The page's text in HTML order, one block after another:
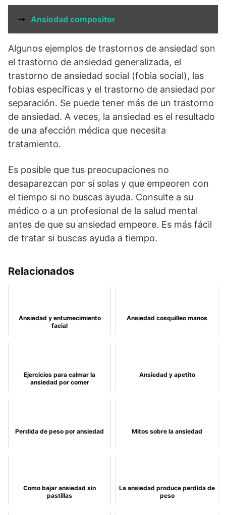
➞ Ansiedad compositor
Algunos ejemplos de trastornos de ansiedad son
el trastorno de ansiedad generalizada, el
trastorno de ansiedad social (fobia social), las
fobias específicas y el trastorno de ansiedad por
separación. Se puede tener más de un trastorno
de ansiedad. A veces, la ansiedad es el resultado
de una afección médica que necesita
tratamiento.
Es posible que tus preocupaciones no
desaparezcan por sí solas y que empeoren con
el tiempo si no buscas ayuda. Consulte a su
médico o a un profesional de la salud mental
antes de que su ansiedad empeore. Es más fácil
de tratar si buscas ayuda a tiempo.
Relacionados
Ansiedad y entumecimiento
facial
Ansiedad cosquilleo manos
Ejercicios para calmar la
ansiedad por comer
Ansiedad y apetito
Perdida de peso por ansiedad Mitos sobre la ansiedad
Como bajar ansiedad sin
pastillas
La ansiedad produce perdida de
peso